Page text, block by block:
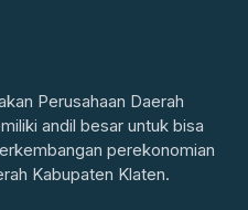
Perusahaan Daerah
andil besar untuk bisa
perekonomian
Kabupaten Klaten.